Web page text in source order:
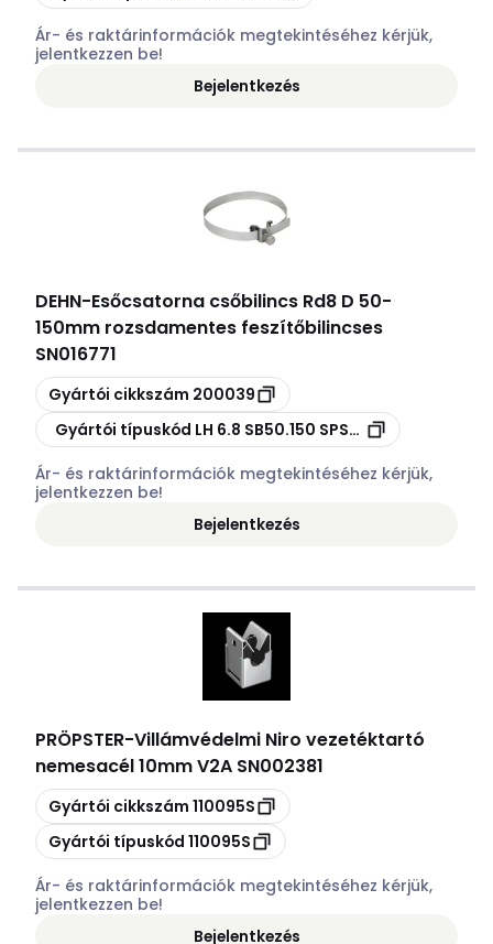
Ár- és raktárinformációk megtekintéséhez kérjük,
jelentkezzen be!
Bejelentkezés
DEHN-Esőcsatorna csőbilincs Rd8 D 50-
150mm rozsdamentes feszítőbilincses
SN016771
Másolás
Gyártói cikkszám 200039
Másolás
Gyártói típuskód LH 6.8 SB50.150 SPSM8 V2A
Ár- és raktárinformációk megtekintéséhez kérjük,
jelentkezzen be!
Bejelentkezés
PRÖPSTER-Villámvédelmi Niro vezetéktartó
nemesacél 10mm V2A SN002381
Másolás
Gyártói cikkszám 110095S
Másolás
Gyártói típuskód 110095S
Ár- és raktárinformációk megtekintéséhez kérjük,
jelentkezzen be!
Bejelentkezés